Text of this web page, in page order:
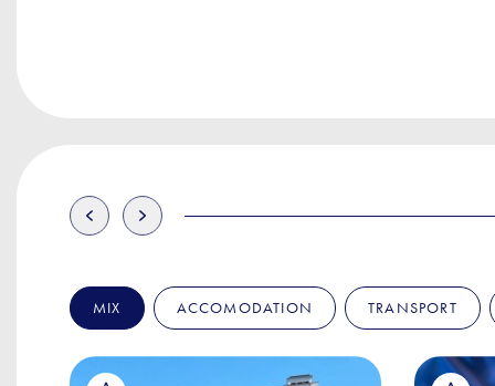
MIX ACCOMODATION TRANSPORT